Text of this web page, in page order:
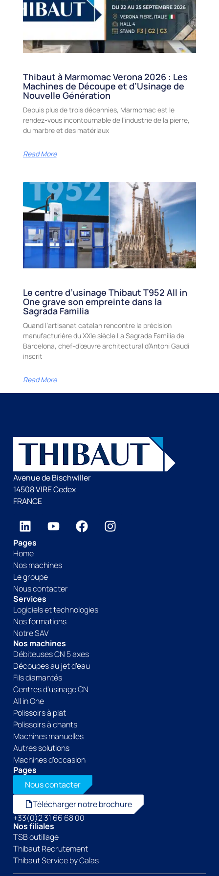
Thibaut à Marmomac Verona 2026 : Les
Machines de Découpe et d’Usinage de
Nouvelle Génération
Depuis plus de trois décennies, Marmomac est le
rendez-vous incontournable de l’industrie de la pierre,
du marbre et des matériaux
Read More
Le centre d’usinage Thibaut T952 All in
One grave son empreinte dans la
Sagrada Familia
Quand l’artisanat catalan rencontre la précision
manufacturière du XXIe siècle La Sagrada Familia de
Barcelona, chef-d’œuvre architectural d’Antoni Gaudí
inscrit
Read More
Avenue de Bischwiller
14508 VIRE Cedex
FRANCE
Pages
Home
Nos machines
Le groupe
Nous contacter
Services
Logiciels et technologies
Nos formations
Notre SAV
Nos machines
Débiteuses CN 5 axes
Découpes au jet d’eau
Fils diamantés
Centres d’usinage CN
All in One
Polissoirs à plat
Polissoirs à chants
Machines manuelles
Autres solutions
Machines d’occasion
Pages
Nous contacter
Télécharger notre brochure
+33(0)2 31 66 68 00
Nos filiales
TSB outillage
Thibaut Recrutement
Thibaut Service by Calas